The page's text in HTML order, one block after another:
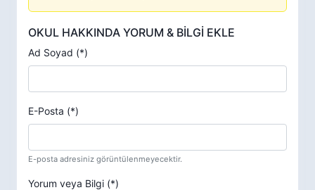
OKUL HAKKINDA YORUM & BİLGİ EKLE
Ad Soyad (*)
E-Posta (*)
E-posta adresiniz görüntülenmeyecektir.
Yorum veya Bilgi (*)